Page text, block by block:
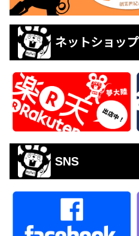
ネットショップ
SNS